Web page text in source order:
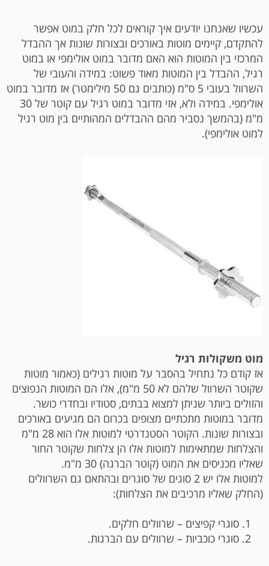
עכשיו שאנחנו יודעים איך קוראים לכל חלק במוט אפשר
להתקדם, קיימים מוטות באורכים ובצורות שונות אך ההבדל
המרכזי בין המוטות הוא האם מדובר במוט אולימפי או במוט
רגיל, ההבדל בין המוטות מאוד פשוט: במידה והעובי של
השרוול בעובי 5 ס"מ (כותבים גם 50 מילימטר) אז מדובר במוט
אולימפי. במידה ולא, אזי מדובר במוט רגיל עם קוטר של 30
מ"מ (בהמשך נסביר מהם ההבדלים המהותיים בין מוט רגיל
למוט אולימפי).
מוט משקולות רגיל
אז קודם כל נתחיל בהסבר על מוטות רגילים (כאמור מוטות
שקוטר השרוול שלהם לא 50 מ"מ), אלו הם המוטות הנפוצים
והזולים ביותר שניתן למצוא בבתים, סטודיו ובחדרי כושר.
מדובר במוטות מתכתיים מצופים בכרום הם מגיעים באורכים
ובצורות שונות. הקוטר הסטנדרטי למוטות אלו הוא 28 מ"מ
והצלחות שמתאימות למוטות אלו הן צלחות שקוטר החור
שאליו מכניסים את המוט (קוטר הברגה) 30 מ"מ.
למוטות אלו יש 2 סוגים של סוגרים ובהתאם גם השרוולים
(החלק שאליו מרכיבים את הצלחות):
סוגרי קפיצים – שרוולים חלקים.
סוגרי כוכביות – שרוולים עם הברגות.